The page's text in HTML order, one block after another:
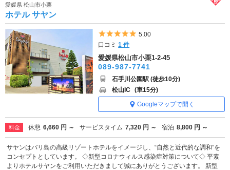
愛媛県 松山市小栗
ホテル サヤン
5つ星のうち5
5.00
口コミ1 件
愛媛県松山市小栗1-2-45
089-987-7741
石手川公園駅 (徒歩10分)
松山IC (車15分)
Googleマップで開く
料金 休憩 6,660 円 ～ サービスタイム 7,320 円 ～ 宿泊 8,800 円 ～
サヤンはバリ島の高級リゾートホテルをイメージし、“自然と近代的な調和”を
コンセプトとしています。 ◇新型コロナウィルス感染症対策について◇ 平素
よりホテルサヤンをご利用いただきまして誠にありがとうございます。 新型